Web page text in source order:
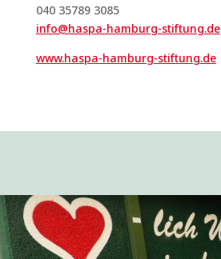
040 35789 3085
info@haspa-hamburg-stiftung.de
www.haspa-hamburg-stiftung.de